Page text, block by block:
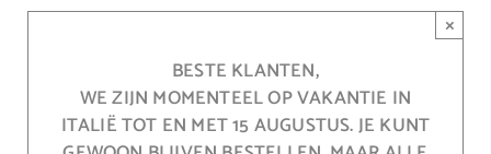
BESTE KLANTEN,
WE ZIJN MOMENTEEL OP VAKANTIE IN
ITALIË TOT EN MET 15 AUGUSTUS. JE KUNT
×